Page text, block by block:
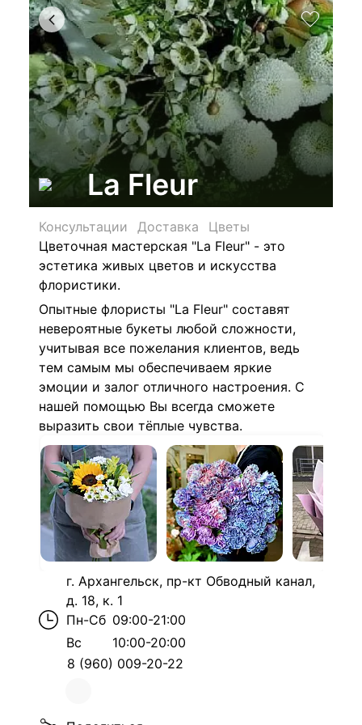
La Fleur
Консультации Доставка
Цветы
Цветочная мастерская "La Fleur" - это
эстетика живых цветов и искусства
флористики.
Опытные флористы "La Fleur" составят
невероятные букеты любой сложности,
учитывая все пожелания клиентов, ведь
тем самым мы обеспечиваем яркие
эмоции и залог отличного настроения. С
нашей помощью Вы всегда сможете
выразить свои тёплые чувства.
г. Архангельск, пр-кт Обводный канал,
д. 18, к. 1
Пн-Сб 09:00-21:00
Вс
10:00-20:00
8 (960) 009-20-22